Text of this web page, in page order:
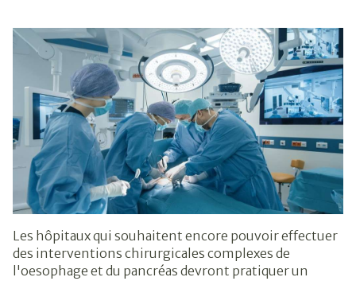
Les hôpitaux qui souhaitent encore pouvoir effectuer
des interventions chirurgicales complexes de
l'oesophage et du pancréas devront pratiquer un